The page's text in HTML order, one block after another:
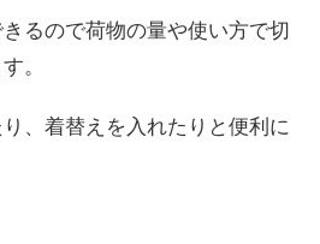
るので荷物の量や使い方で切
。
、着替えを入れたりと便利に